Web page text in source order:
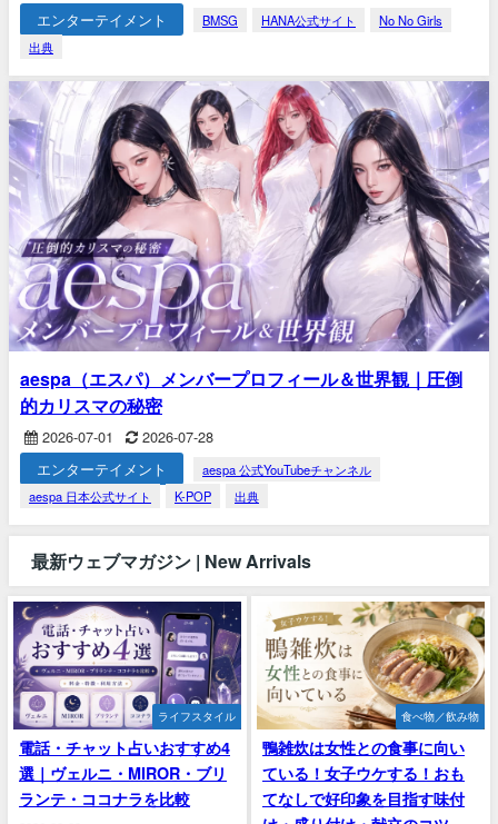
エンターテイメント
BMSG HANA公式サイト
No No Girls
出典
aespa（エスパ）メンバープロフィール＆世界観｜圧倒
的カリスマの秘密
2026-07-01
2026-07-28
エンターテイメント
aespa 公式YouTubeチャンネル
aespa 日本公式サイト
K-POP 出典
最新ウェブマガジン | New Arrivals
ライフスタイル
電話・チャット占いおすすめ4
選｜ヴェルニ・MIROR・ブリ
ランテ・ココナラを比較
食べ物／飲み物
鴨雑炊は女性との食事に向い
ている！女子ウケする！おも
てなしで好印象を目指す味付